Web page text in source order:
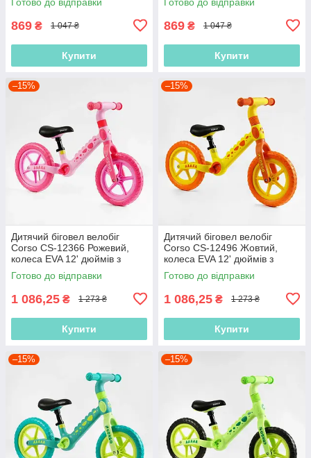
для ніжок, Велобіг
869 ₴ 1 047 ₴
Купити
для ніжок, Біговел
869 ₴ 1 047 ₴
Купити
–15%
Дитячий біговел велобіг
Corso CS-12366 Рожевий,
колеса EVA 12' дюймів з
нейлоновою рамою та
вилкою
Готово до відправки
1 086,25 ₴ 1 273 ₴
Купити
–15%
Дитячий біговел велобіг
Corso CS-12496 Жовтий,
колеса EVA 12' дюймів з
нейлоновою рамою та
вилкою
Готово до відправки
1 086,25 ₴ 1 273 ₴
Купити
–15% –15%